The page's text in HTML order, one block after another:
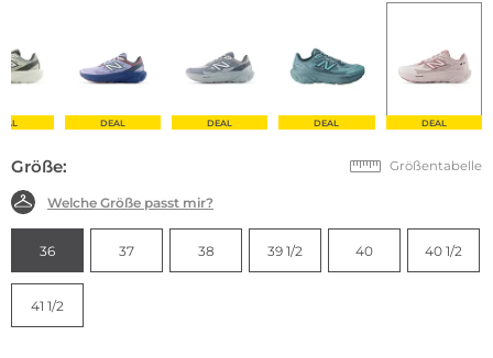
DEAL DEAL DEAL DEAL
Größe: Größentabelle
Welche Größe passt mir?
36 37 38 39 1/2 40 40 1/2
41 1/2